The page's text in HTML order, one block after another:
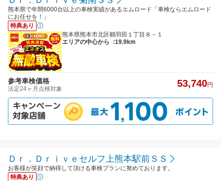
熊本県で年間6000台以上の車検実績があるエムロード「車検ならエムロード
にお任せを！」
特典あり
熊本県熊本市北区鶴羽田１丁目８－１
エリアの中心から
:19.9km
参考車検価格
法定24ヶ月点検対象 53,740円
Ｄｒ．Ｄｒｉｖｅセルフ上熊本駅前ＳＳ
お客様が笑顔で納得して頂ける車検プランに努めております。
特典あり